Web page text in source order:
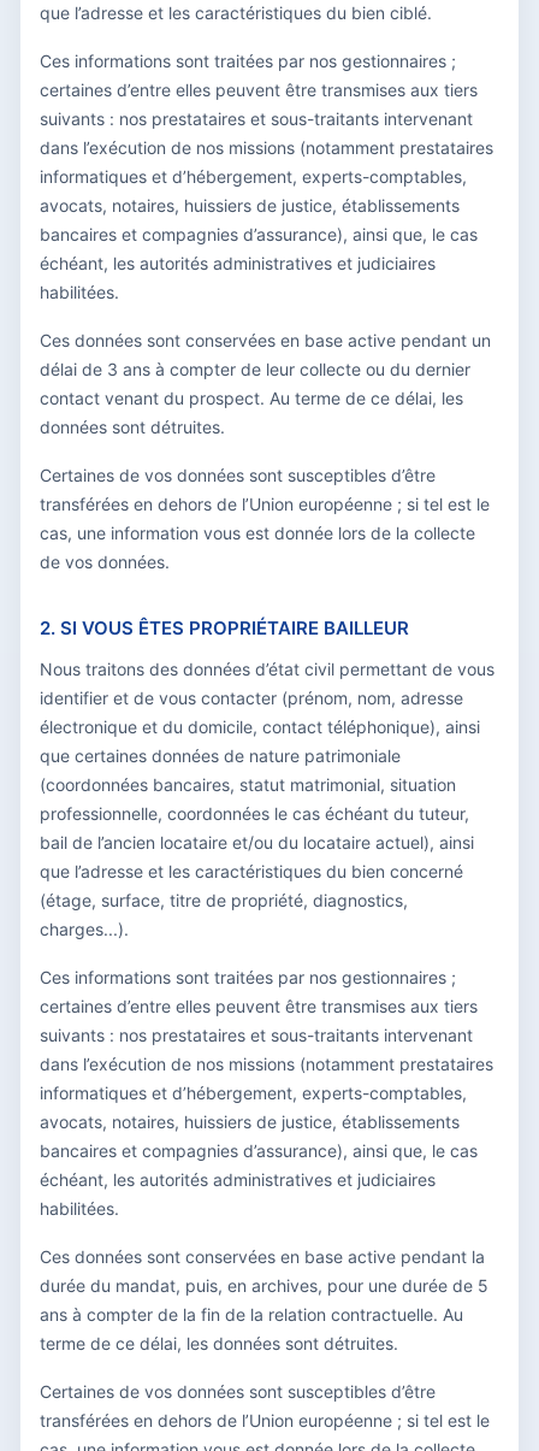
que l’adresse et les caractéristiques du bien ciblé.
Ces informations sont traitées par nos gestionnaires ;
certaines d’entre elles peuvent être transmises aux tiers
suivants : nos prestataires et sous-traitants intervenant
dans l’exécution de nos missions (notamment prestataires
informatiques et d’hébergement, experts-comptables,
avocats, notaires, huissiers de justice, établissements
bancaires et compagnies d’assurance), ainsi que, le cas
échéant, les autorités administratives et judiciaires
habilitées.
Ces données sont conservées en base active pendant un
délai de 3 ans à compter de leur collecte ou du dernier
contact venant du prospect. Au terme de ce délai, les
données sont détruites.
Certaines de vos données sont susceptibles d’être
transférées en dehors de l’Union européenne ; si tel est le
cas, une information vous est donnée lors de la collecte
de vos données.
2. SI VOUS ÊTES PROPRIÉTAIRE BAILLEUR
Nous traitons des données d’état civil permettant de vous
identifier et de vous contacter (prénom, nom, adresse
électronique et du domicile, contact téléphonique), ainsi
que certaines données de nature patrimoniale
(coordonnées bancaires, statut matrimonial, situation
professionnelle, coordonnées le cas échéant du tuteur,
bail de l’ancien locataire et/ou du locataire actuel), ainsi
que l’adresse et les caractéristiques du bien concerné
(étage, surface, titre de propriété, diagnostics,
charges...).
Ces informations sont traitées par nos gestionnaires ;
certaines d’entre elles peuvent être transmises aux tiers
suivants : nos prestataires et sous-traitants intervenant
dans l’exécution de nos missions (notamment prestataires
informatiques et d’hébergement, experts-comptables,
avocats, notaires, huissiers de justice, établissements
bancaires et compagnies d’assurance), ainsi que, le cas
échéant, les autorités administratives et judiciaires
habilitées.
Ces données sont conservées en base active pendant la
durée du mandat, puis, en archives, pour une durée de 5
ans à compter de la fin de la relation contractuelle. Au
terme de ce délai, les données sont détruites.
Certaines de vos données sont susceptibles d’être
transférées en dehors de l’Union européenne ; si tel est le